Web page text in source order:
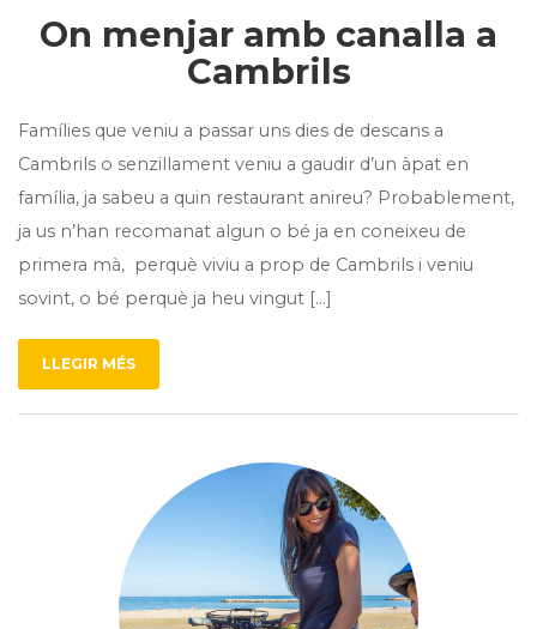
On menjar amb canalla a
Cambrils
Famílies que veniu a passar uns dies de descans a
Cambrils o senzillament veniu a gaudir d’un àpat en
família, ja sabeu a quin restaurant anireu? Probablement,
ja us n’han recomanat algun o bé ja en coneixeu de
primera mà, perquè viviu a prop de Cambrils i veniu
sovint, o bé perquè ja heu vingut […]
LLEGIR MÉS